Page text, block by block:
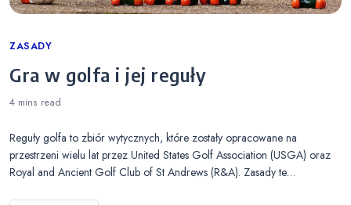
Categories
ZASADY
Gra w golfa i jej reguły
4 mins read
Reguły golfa to zbiór wytycznych, które zostały opracowane na
przestrzeni wielu lat przez United States Golf Association (USGA) oraz
Royal and Ancient Golf Club of St Andrews (R&A). Zasady te…